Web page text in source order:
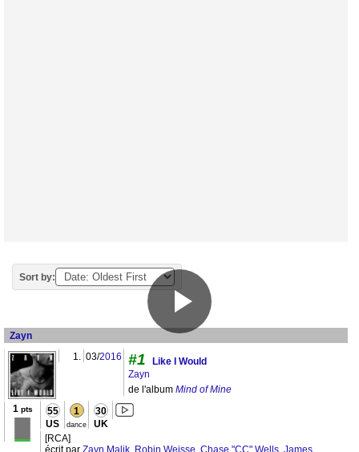
Sort by:
Zayn
1. 03/2016 #1
Like I Would
Zayn
de l'album Mind of Mine
1 pts 55
US
1
dance
30
UK
[RCA]
écrit par Zayn Malik Robin Weisse Chase "CC" Wells James